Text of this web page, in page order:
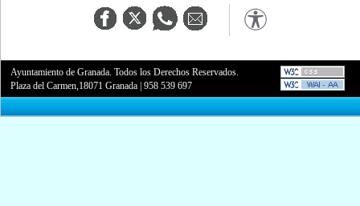
Ayuntamiento de Granada. Todos los Derechos Reservados.
Plaza del Carmen,18071 Granada |958 539 697